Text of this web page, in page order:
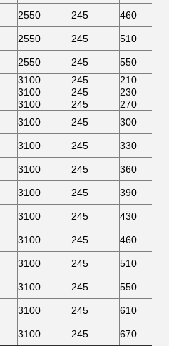
2550 245
460
2550 245
510
2550 245
550
3100 245
210
3100 245
230
3100 245
270
3100 245
300
3100 245
330
3100 245
360
3100 245
390
3100 245
430
3100 245
460
3100 245
510
3100 245
550
3100 245
610
3100 245
670